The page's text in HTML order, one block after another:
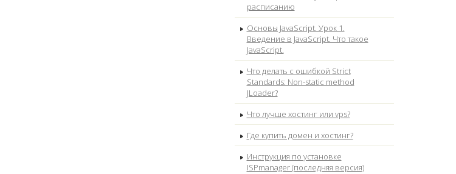
расписанию
Основы JavaScript. Урок 1.
Введение в JavaScript. Что такое
JavaScript.
Что делать с ошибкой Strict
Standards: Non-static method
JLoader?
Что лучше хостинг или vps?
Где купить домен и хостинг?
Инструкция по установке
ISPmanager (последняя версия)